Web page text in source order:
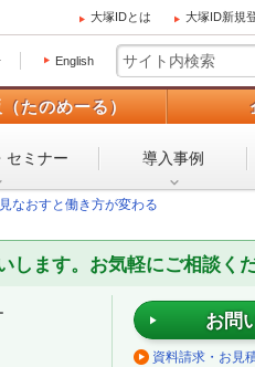
大塚IDとは 大塚ID新規
English
たのめーる）
セミナー 導入事例
なおすと働き方が変わる
ます。お気軽にご相談くだ
お問
資料請求・お見